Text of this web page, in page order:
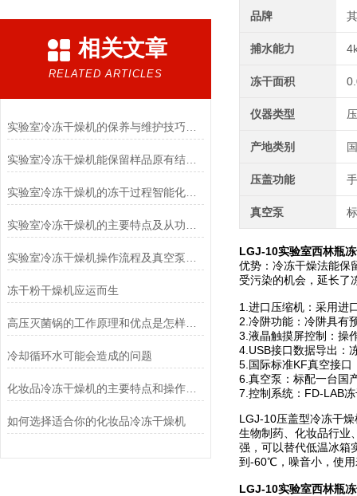
相关文章
RELATED ARTICLES
实验室冷冻干燥机能保留样品原有结构和活性
实验室冷冻干燥机的冻干过程智能化功能和基本操作流程
冻干粉干燥机应运而生
高压灭菌锅的工作原理和优点是怎样的？
冷却循环水可能会造成的问题
化妆品冷冻干燥机的主要特点和操作管理方法介绍
如何选择适合你的化妆品冷冻干燥机
品牌
捕水能力
冻干面积
仪器类型
产地类别
压盖功能
真空泵
LGJ-10实验室西林瓶
优势：冷冻干燥法能保
受污染的机会，延长了
1.进口压缩机：采用进
2.冷阱功能：冷阱具有
3.液晶触摸屏控制：操
4.USB接口数据导出：
5.国际标准KF真空接口
6.真空泵：标配一台国
7.控制系统：FD-LAB
LGJ-10压盖型冷冻干
生物制药、化妆品行业
强，可以替代低温冰箱
到-60℃，噪音小，使用
LGJ-10实验室西林瓶